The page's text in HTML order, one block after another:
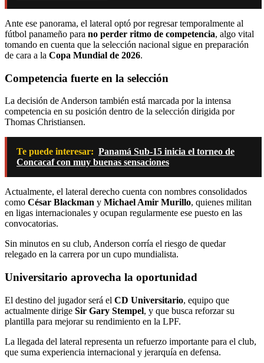
Ante ese panorama, el lateral optó por regresar temporalmente al
fútbol panameño para no perder ritmo de competencia, algo vital
tomando en cuenta que la selección nacional sigue en preparación
de cara a la Copa Mundial de 2026.
Competencia fuerte en la selección
La decisión de Anderson también está marcada por la intensa
competencia en su posición dentro de la selección dirigida por
Thomas Christiansen.
Te puede interesar: Panamá Sub-15 inicia el torneo de
Concacaf con muy buenas sensaciones
Actualmente, el lateral derecho cuenta con nombres consolidados
como César Blackman y Michael Amir Murillo, quienes militan
en ligas internacionales y ocupan regularmente ese puesto en las
convocatorias.
Sin minutos en su club, Anderson corría el riesgo de quedar
relegado en la carrera por un cupo mundialista.
Universitario aprovecha la oportunidad
El destino del jugador será el CD Universitario, equipo que
actualmente dirige Sir Gary Stempel, y que busca reforzar su
plantilla para mejorar su rendimiento en la LPF.
La llegada del lateral representa un refuerzo importante para el club,
que suma experiencia internacional y jerarquía en defensa.